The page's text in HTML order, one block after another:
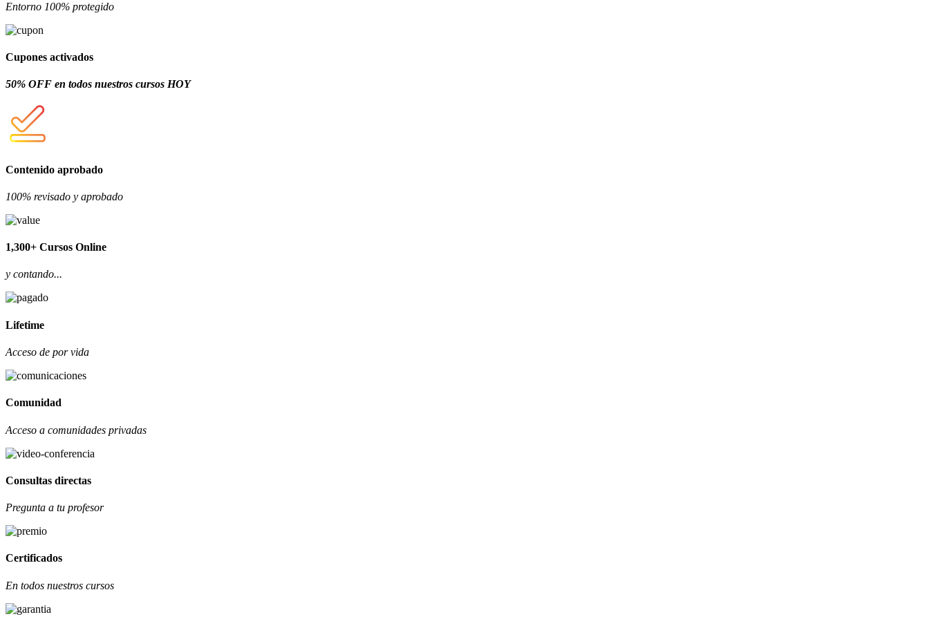
Entorno 100% protegido
Cupones activados
50% OFF en todos nuestros cursos HOY
Contenido aprobado
100% revisado y aprobado
1,300+ Cursos Online
y contando...
Lifetime
Acceso de por vida
Comunidad
Acceso a comunidades privadas
Consultas directas
Pregunta a tu profesor
Certificados
En todos nuestros cursos